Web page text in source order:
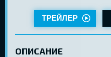
ТРЕЙЛЕР
ОПИСАНИЕ